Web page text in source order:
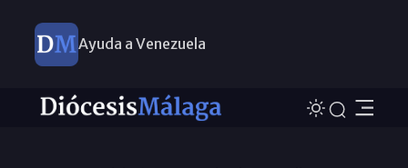
Ayuda a Venezuela